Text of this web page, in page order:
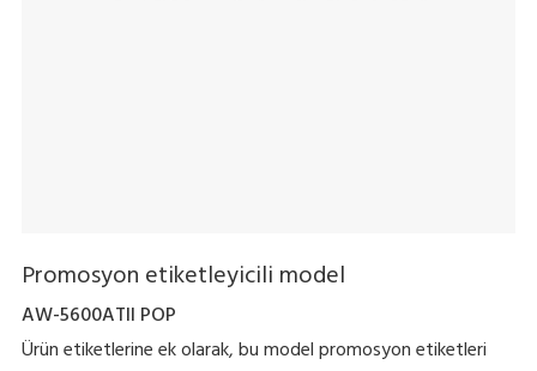
Promosyon etiketleyicili model
AW-5600ATII POP
Ürün etiketlerine ek olarak, bu model promosyon etiketleri